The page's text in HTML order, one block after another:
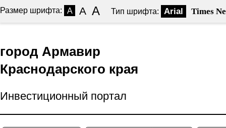
Размер шрифта: A A A Тип шрифта: Arial Times
город Армавир
Краснодарского края
Инвестиционный портал